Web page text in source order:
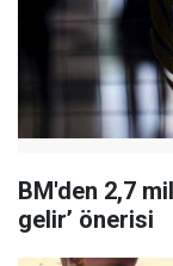
BM'den 2,7
gelir’ önerisi